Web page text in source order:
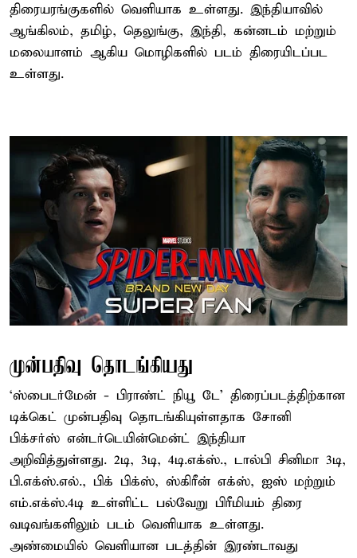
திரையரங்குகளில் வெளியாக உள்ளது. இந்தியாவில்
ஆங்கிலம், தமிழ், தெலுங்கு, இந்தி, கன்னடம் மற்றும்
மலையாளம் ஆகிய மொழிகளில் படம் திரையிடப்பட
உள்ளது.
முன்பதிவு தொடங்கியது
‘ஸ்பைடர்மேன் - பிராண்ட் நியூ டே’ திரைப்படத்திற்கான
டிக்கெட் முன்பதிவு தொடங்கியுள்ளதாக சோனி
பிக்சர்ஸ் என்டர்டெயின்மென்ட் இந்தியா
அறிவித்துள்ளது. 2டி, 3டி, 4டி.எக்ஸ்., டால்பி சினிமா 3டி,
பி.எக்ஸ்.எல்., பிக் பிக்ஸ், ஸ்கிரீன் எக்ஸ், ஐஸ் மற்றும்
எம்.எக்ஸ்.4டி உள்ளிட்ட பல்வேறு பிரீமியம் திரை
வடிவங்களிலும் படம் வெளியாக உள்ளது.
அண்மையில் வெளியான படத்தின் இரண்டாவது